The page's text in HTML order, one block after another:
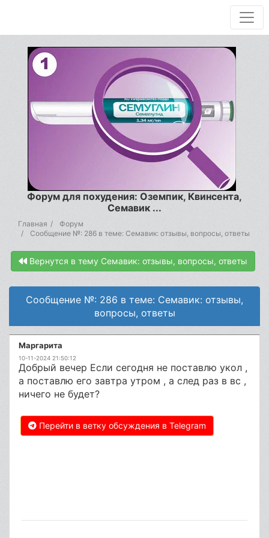
Форум для похудения: Оземпик, Квинсента,
Семавик ...
Главная
Форум
Сообщение №: 286 в теме: Семавик: отзывы, вопросы, ответы
Вернутся в тему Семавик: отзывы, вопросы, ответы
Сообщение №: 286 в теме: Семавик: отзывы,
вопросы, ответы
Маргарита
10-11-2024 21:50:12
Добрый вечер Если сегодня не поставлю укол ,
а поставлю его завтра утром , а след раз в вс ,
ничего не будет?
Перейти в ветку обсуждения в Telegram